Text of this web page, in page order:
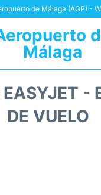
de Málaga (AGP) -
Málaga
-
DE VUELO